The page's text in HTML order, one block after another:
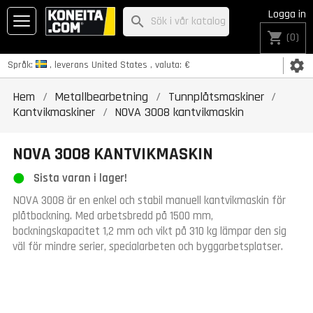
Språk: , leverans United States , valuta: € settings
Logga in
shopping_cart (0)
search
Hem Metallbearbetning
Tunnplåtsmaskiner
Kantvikmaskiner
NOVA 3008 kantvikmaskin
NOVA 3008 KANTVIKMASKIN
Sista varan i lager!
NOVA 3008 är en enkel och stabil manuell kantvikmaskin för
plåtbockning. Med arbetsbredd på 1500 mm,
bockningskapacitet 1,2 mm och vikt på 310 kg lämpar den sig
väl för mindre serier, specialarbeten och byggarbetsplatser.